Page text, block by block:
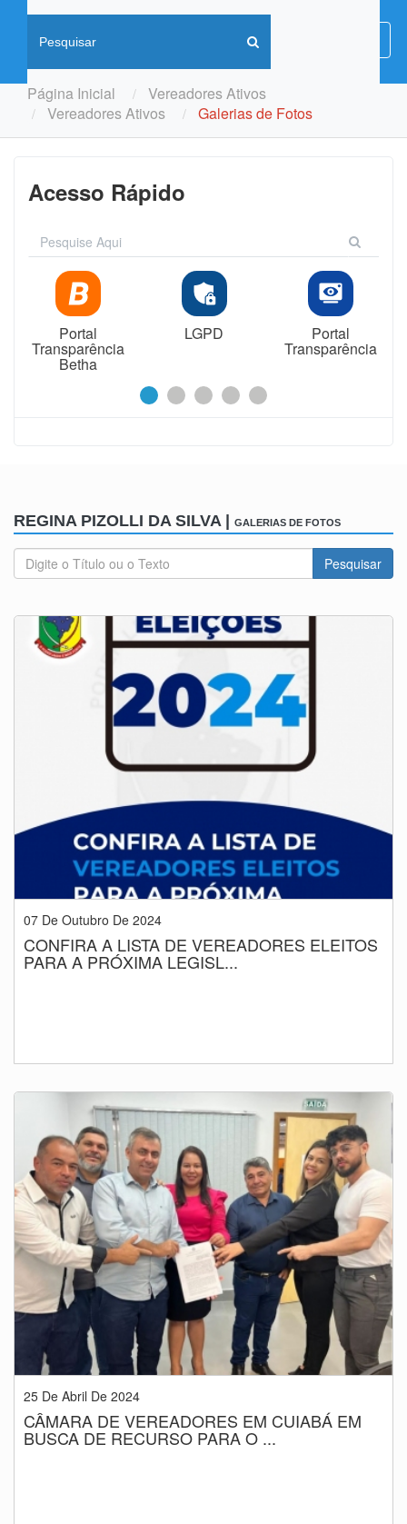
de
Página Inicial
Vereadores Ativos
Vereadores Ativos
Galerias de Fotos
Acesso Rápido
Portal
Transparência
Betha
LGPD Portal
Transparência
REGINA PIZOLLI DA SILVA | GALERIAS DE FOTOS
Pesquisar
07 De Outubro De 2024
CONFIRA A LISTA DE VEREADORES ELEITOS
PARA A PRÓXIMA LEGISL...
25 De Abril De 2024
CÂMARA DE VEREADORES EM CUIABÁ EM
BUSCA DE RECURSO PARA O ...